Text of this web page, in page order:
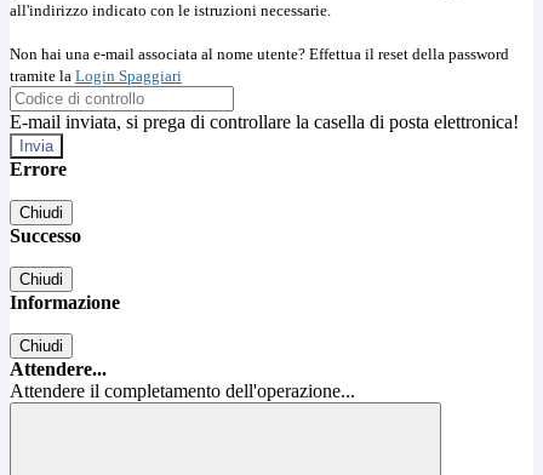
all'indirizzo indicato con le istruzioni necessarie.
Non hai una e-mail associata al nome utente? Effettua il reset della password
tramite la Login Spaggiari
E-mail inviata, si prega di controllare la casella di posta elettronica!
Errore
Chiudi
Successo
Chiudi
Informazione
Chiudi
Attendere...
Attendere il completamento dell'operazione...